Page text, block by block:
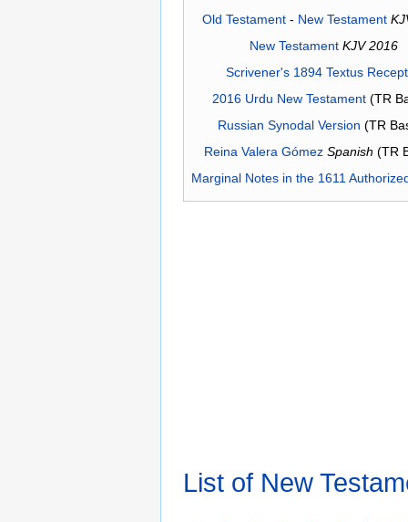
Old Testament- New Testament
New Testament KJV 2016
Scrivener's 1894 Textus
2016 Urdu New Testament(TR
Russian Synodal Version (TR
Reina Valera Gómez Spanish (TR
Marginal Notes in the 1611
List of New